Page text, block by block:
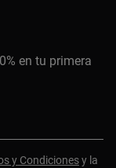
en tu primera
y Condicionesy la